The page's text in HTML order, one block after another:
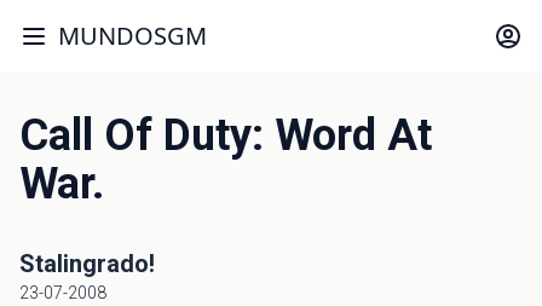
MUNDOSGM
Call Of Duty: Word At
War.
Stalingrado!
23-07-2008